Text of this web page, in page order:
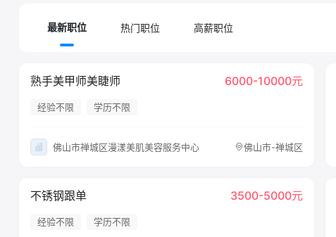
最新职位 热门职位 高薪职位
熟手美甲师美睫师 6000-10000元
经验不限 学历不限
佛山市禅城区漫漾美肌美容服务中心 佛山市-禅城区
不锈钢跟单 3500-5000元
经验不限 学历不限